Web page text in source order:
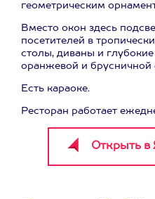
геометрическим
Вместо окон здесь
посетителей в
столы, диваны и
оранжевой и брусничной
Есть караоке.
Ресторан работает